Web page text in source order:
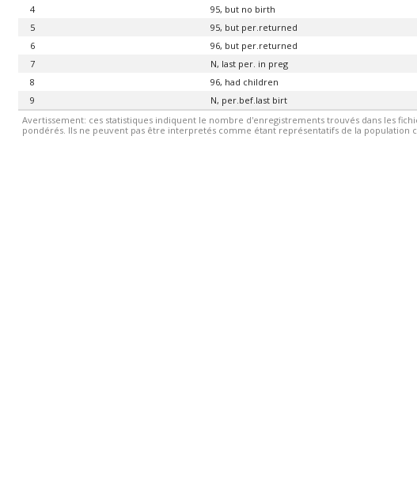
4
95, but no birth
5
95, but per.returned
6
96, but per.returned
7
N, last per. in preg
8
96, had children
9
N, per.bef.last birt
Avertissement: ces statistiques indiquent le nombre d'enregistrements trouvés dans les
pondérés. Ils ne peuvent pas être interpretés comme étant représentatifs de la population